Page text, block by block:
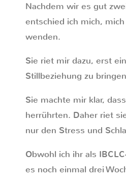
Nachdem wir es gut
entschied ich mich,
wenden.
Sie riet mir dazu, erst
Stillbeziehung zu
Sie machte mir klar,
herrührten. Daher riet
nur den Stress und
Obwohl ich ihr als
es noch einmal drei